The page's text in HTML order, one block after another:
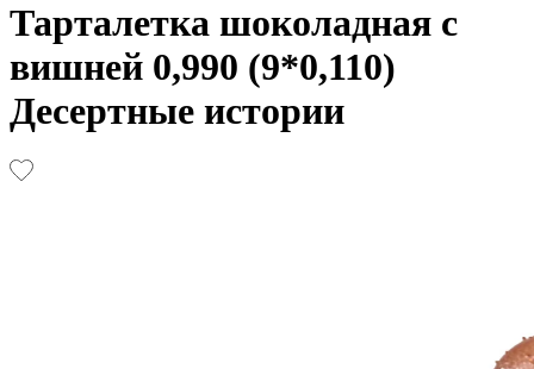
Тарталетка шоколадная с
вишней 0,990 (9*0,110)
Десертные истории